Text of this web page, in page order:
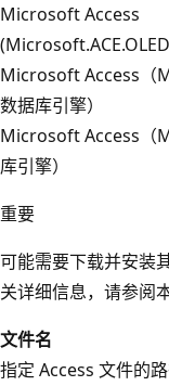
Microsoft Access
Microsoft Access（
数据库引擎）
Microsoft Access（
库引擎）
重要
可能需要下载并安装
关详细信息，请参阅
文件名
指定 Access 文件的